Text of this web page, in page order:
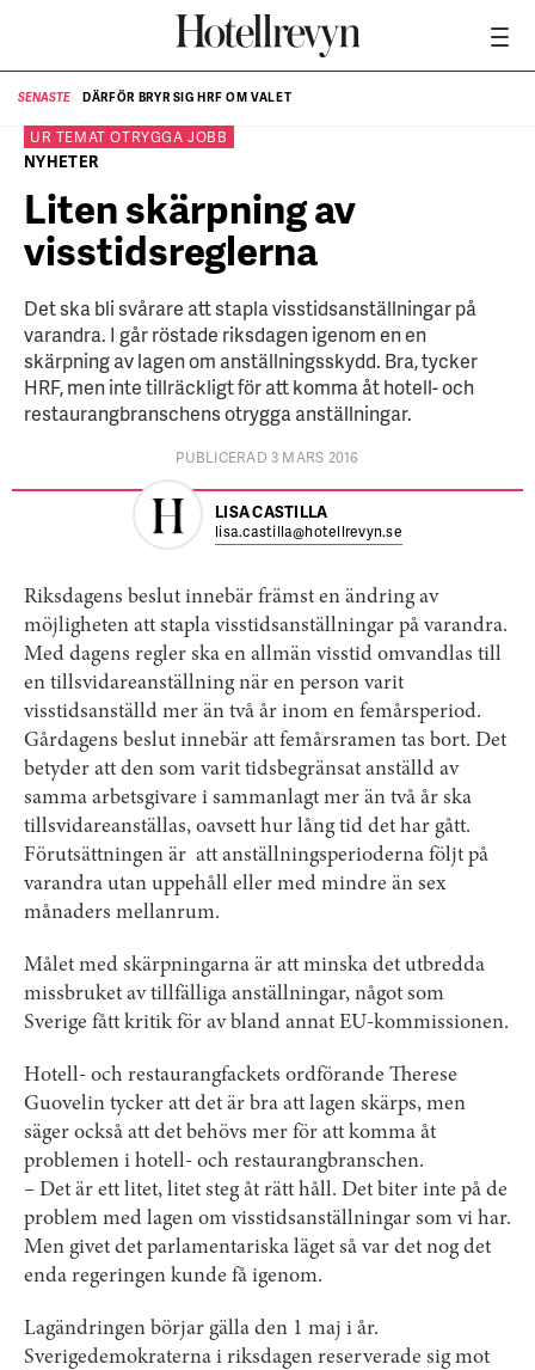
SENASTE DÄRFÖR BRYR SIG HRF OM VALET
UR TEMATOTRYGGA JOBB
NYHETER
Liten skärpning av
visstidsreglerna
Det ska bli svårare att stapla visstidsanställningar på
varandra. I går röstade riksdagen igenom en en
skärpning av lagen om anställningsskydd. Bra, tycker
HRF, men inte tillräckligt för att komma åt hotell- och
restaurangbranschens otrygga anställningar.
PUBLICERAD 3 MARS 2016
LISA CASTILLA
lisa.castilla@hotellrevyn.se
Riksdagens beslut innebär främst en ändring av
möjligheten att stapla visstidsanställningar på varandra.
Med dagens regler ska en allmän visstid omvandlas till
en tillsvidareanställning när en person varit
visstidsanställd mer än två år inom en femårsperiod.
Gårdagens beslut innebär att femårsramen tas bort. Det
betyder att den som varit tidsbegränsat anställd av
samma arbetsgivare i sammanlagt mer än två år ska
tillsvidareanställas, oavsett hur lång tid det har gått.
Förutsättningen är att anställningsperioderna följt på
varandra utan uppehåll eller med mindre än sex
månaders mellanrum.
Målet med skärpningarna är att minska det utbredda
missbruket av tillfälliga anställningar, något som
Sverige fått kritik för av bland annat EU-kommissionen.
Hotell- och restaurangfackets ordförande Therese
Guovelin tycker att det är bra att lagen skärps, men
säger också att det behövs mer för att komma åt
problemen i hotell- och restaurangbranschen.
– Det är ett litet, litet steg åt rätt håll. Det biter inte på de
problem med lagen om visstidsanställningar som vi har.
Men givet det parlamentariska läget så var det nog det
enda regeringen kunde få igenom.
Lagändringen börjar gälla den 1 maj i år.
Sverigedemokraterna i riksdagen reserverade sig mot